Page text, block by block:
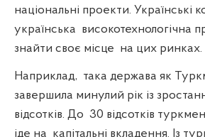
національні проекти. Українські
українська високотехнологічна
знайти своє місце на цих ринках.
Наприклад, така держава як
завершила минулий рік із
відсотків. До 30 відсотків
іде на капітальні вкладення. Із